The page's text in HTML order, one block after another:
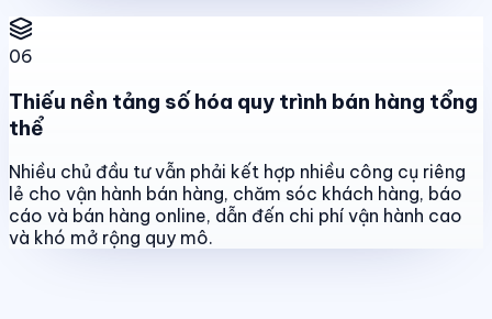
06
Thiếu nền tảng số hóa quy trình bán hàng tổng
thể
Nhiều chủ đầu tư vẫn phải kết hợp nhiều công cụ riêng
lẻ cho vận hành bán hàng, chăm sóc khách hàng, báo
cáo và bán hàng online, dẫn đến chi phí vận hành cao
và khó mở rộng quy mô.